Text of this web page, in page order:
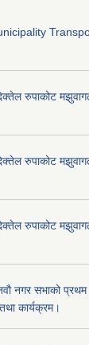
रुपाकोट
रुपाकोट
रुपाकोट
नगर सभाको
कार्यक्रम।